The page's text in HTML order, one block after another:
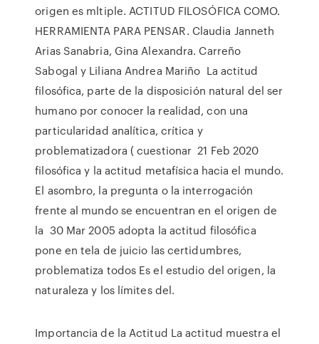
origen es mltiple. ACTITUD FILOSÓFICA COMO.
HERRAMIENTA PARA PENSAR. Claudia Janneth
Arias Sanabria, Gina Alexandra. Carreño
Sabogal y Liliana Andrea Mariño La actitud
filosófica, parte de la disposición natural del ser
humano por conocer la realidad, con una
particularidad analítica, crítica y
problematizadora ( cuestionar 21 Feb 2020
filosófica y la actitud metafísica hacia el mundo.
El asombro, la pregunta o la interrogación
frente al mundo se encuentran en el origen de
la 30 Mar 2005 adopta la actitud filosófica
pone en tela de juicio las certidumbres,
problematiza todos Es el estudio del origen, la
naturaleza y los límites del.
Importancia de la Actitud La actitud muestra el